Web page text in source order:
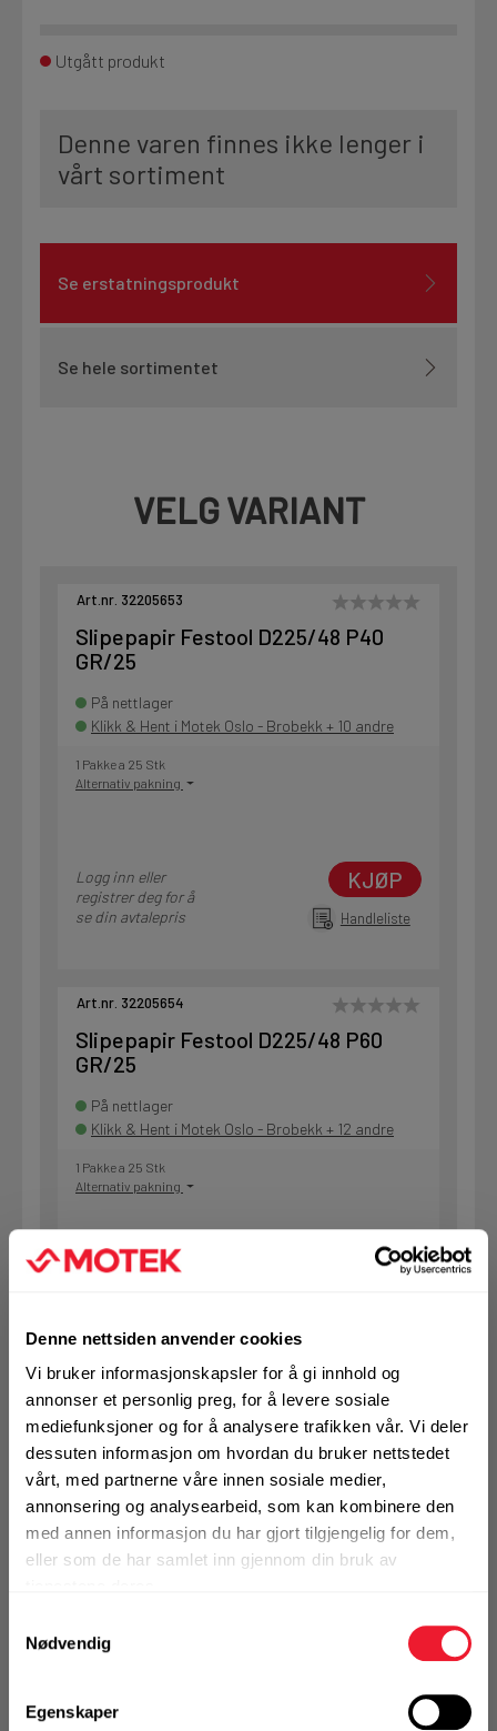
Denne nettsiden anvender cookies
Vi bruker informasjonskapsler for å gi innhold og
annonser et personlig preg, for å levere sosiale
mediefunksjoner og for å analysere trafikken vår. Vi deler
dessuten informasjon om hvordan du bruker nettstedet
vårt, med partnerne våre innen sosiale medier,
annonsering og analysearbeid, som kan kombinere den
med annen informasjon du har gjort tilgjengelig for dem,
eller som de har samlet inn gjennom din bruk av
Nødvendig
Egenskaper
Utgått produkt
Denne varen finnes ikke lenger i
vårt sortiment
Se erstatningsprodukt
Se hele sortimentet
VELG VARIANT
Art.nr. 32205653
Slipepapir Festool D225/48 P40
GR/25
På nettlager
Klikk & Hent i Motek Oslo - Brobekk + 10 andre
1 Pakke a 25 Stk
Alternativ pakning
Logg inn eller
registrer deg for å
se din avtalepris
KJØP
Handleliste
Art.nr. 32205654
Slipepapir Festool D225/48 P60
GR/25
På nettlager
Klikk & Hent i Motek Oslo - Brobekk + 12 andre
1 Pakke a 25 Stk
Alternativ pakning
Logg inn eller
KJØP
Art.nr. 32205655
Slipepapir Festool D225/128 P80
GR/25
På nettlager
Klikk & Hent i Motek Oslo - Brobekk + 18 andre
1 Pakke a 25 Stk
registrer deg for å
se din avtalepris
Handleliste